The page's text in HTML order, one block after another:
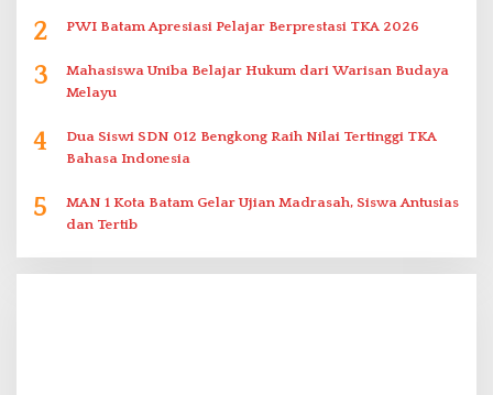
2 PWI Batam Apresiasi Pelajar Berprestasi TKA 2026
3
Mahasiswa Uniba Belajar Hukum dari Warisan Budaya
Melayu
4
Dua Siswi SDN 012 Bengkong Raih Nilai Tertinggi TKA
Bahasa Indonesia
5
MAN 1 Kota Batam Gelar Ujian Madrasah, Siswa Antusias
dan Tertib